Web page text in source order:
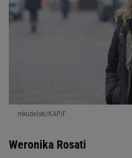
mkudelski/KAPiF
Weronika Rosati